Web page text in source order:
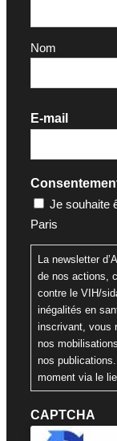
Nom
E-mail
Je souhaite
Paris
La newsletter
de nos actions,
contre le VIH/
inégalités en
inscrivant, vous
nos
nos
moment via le
CAPTCHA